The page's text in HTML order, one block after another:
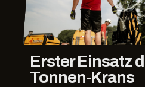
Erster Einsatz
Tonnen-Krans